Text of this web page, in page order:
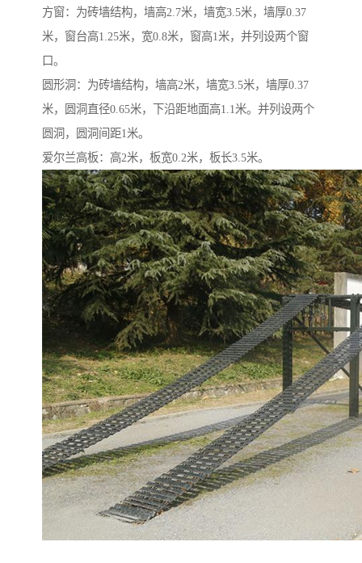
方窗：为砖墙结构，墙高2.7米，墙宽3.5米，墙厚0.37
米，窗台高1.25米，宽0.8米，窗高1米，并列设两个窗
口。
圆形洞：为砖墙结构，墙高2米，墙宽3.5米，墙厚0.37
米，圆洞直径0.65米，下沿距地面高1.1米。并列设两个
圆洞，圆洞间距1米。
爱尔兰高板：高2米，板宽0.2米，板长3.5米。